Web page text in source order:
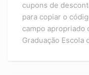
cupons de
para copiar o
campo apropriado
Graduação Escola